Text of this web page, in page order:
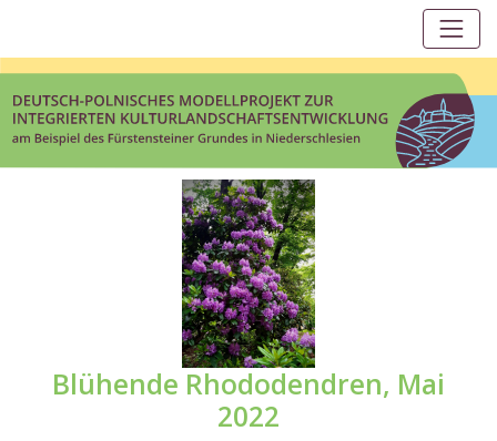
Main Navigation
Blühende Rhododendren, Mai
2022